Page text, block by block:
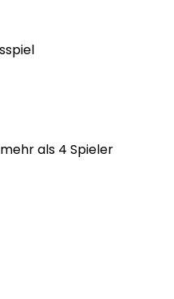
als 4 Spieler